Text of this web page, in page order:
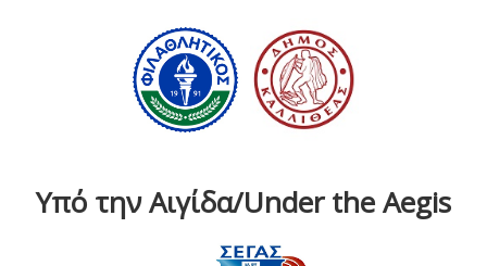
Υπό την Αιγίδα/Under the Aegis